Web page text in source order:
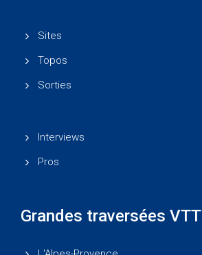
Sites
Topos
Sorties
Interviews
Pros
Grandes traversées VTT